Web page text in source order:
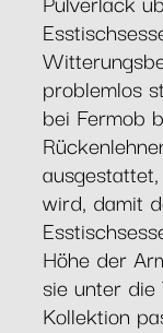
problemlos
bei Fermob
wird, damit
Höhe der
sie unter die
Kollektion